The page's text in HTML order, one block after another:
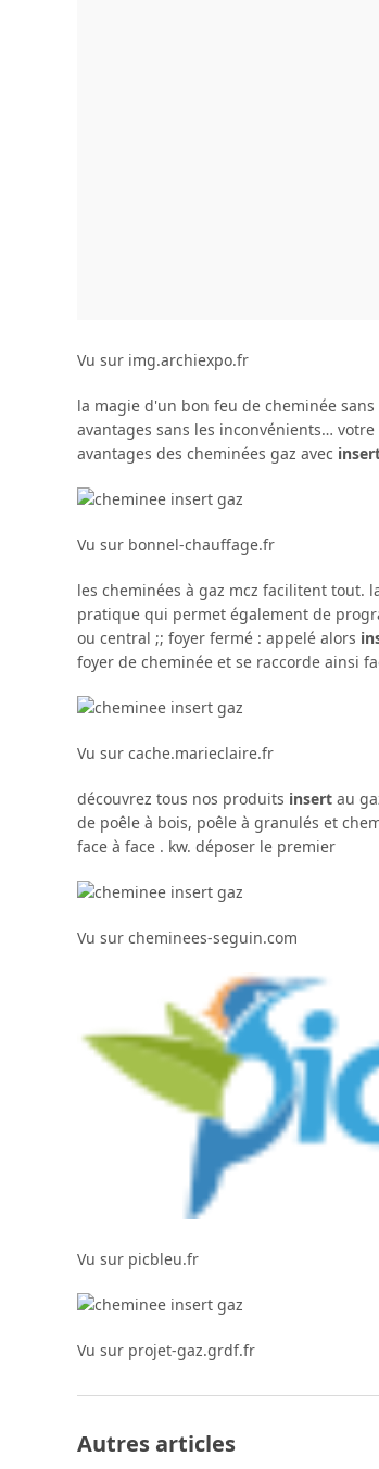
Vu sur img.archiexpo.fr
la magie d'un bon feu de cheminée
avantages sans les inconvénients…
avantages des cheminées gaz avec
Vu sur bonnel-chauffage.fr
les cheminées à gaz mcz facilitent tout.
pratique qui permet également de
ou central ;; foyer fermé : appelé alors
foyer de cheminée et se raccorde ainsi
Vu sur cache.marieclaire.fr
découvrez tous nos produits insert au
de poêle à bois, poêle à granulés et
face à face . kw. déposer le premier
Vu sur cheminees-seguin.com
Vu sur picbleu.fr
Vu sur projet-gaz.grdf.fr
Autres articles